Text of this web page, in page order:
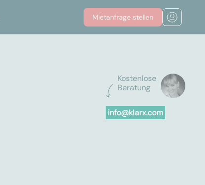
Mietanfrage stellen
Kostenlose
Beratung
info@klarx.com